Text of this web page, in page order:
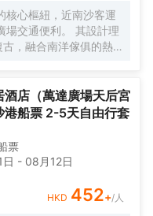
會議場地以及寬敞的戶
求，無論商務出行亦或
一種可能。
心樞紐，近南沙客運
場交通便利。 其設計理
，融合南洋傢俱的熱情
層為大堂及茶室，二至
的客房眾多；供賓客休
茶點、飲品、簡餐等服
的南沙遊艇會提供宴
/租賃、帆船租賃/體
能，打造出一種特色
酒店（萬達廣場天后宮
港船票 2-5天自由行套
票
- 08月12日
HKD 452+/人